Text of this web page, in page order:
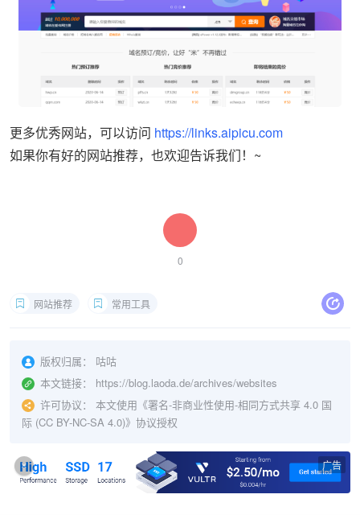
更多优秀网站，可以访问 https://links.aipicu.com
如果你有好的网站推荐，也欢迎告诉我们！~
0
网站推荐 常用工具
版权归属：
咕咕
本文链接：
https://blog.laoda.de/archives/websites
许可协议：
本文使用《署名-非商业性使用-相同方式共享 4.0 国
际 (CC BY-NC-SA 4.0)》协议授权
× 广告